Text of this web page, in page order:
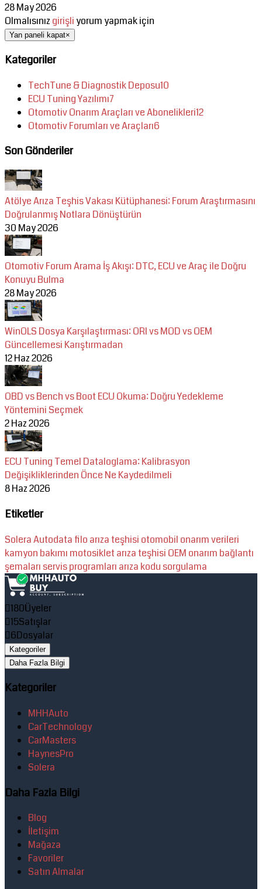
28 May 2026
Olmalısınız girişli yorum yapmak için
Yan paneli kapat×
Kategoriler
TechTune & Diagnostik Deposu10
ECU Tuning Yazılımı7
Otomotiv Onarım Araçları ve Abonelikleri12
Otomotiv Forumları ve Araçları6
Son Gönderiler
Atölye Arıza Teşhis Vakası Kütüphanesi: Forum Araştırmasını
Doğrulanmış Notlara Dönüştürün
30 May 2026
Otomotiv Forum Arama İş Akışı: DTC, ECU ve Araç ile Doğru
Konuyu Bulma
28 May 2026
WinOLS Dosya Karşılaştırması: ORI vs MOD vs OEM
Güncellemesi Karıştırmadan
12 Haz 2026
OBD vs Bench vs Boot ECU Okuma: Doğru Yedekleme
Yöntemini Seçmek
2 Haz 2026
ECU Tuning Temel Dataloglama: Kalibrasyon
Değişikliklerinden Önce Ne Kaydedilmeli
8 Haz 2026
Etiketler
SoleraAutodata filo arıza teşhisi otomobil onarım verileri
kamyon bakımı motosiklet arıza teşhisi OEM onarım bağlantı
şemaları servis programları arıza kodu sorgulama
180Üyeler
15Satışlar
6Dosyalar
Kategoriler
Daha Fazla Bilgi
Kategoriler
MHHAuto
CarTechnology
CarMasters
HaynesPro
Solera
Daha Fazla Bilgi
Blog
İletişim
Mağaza
Favoriler
Satın Almalar